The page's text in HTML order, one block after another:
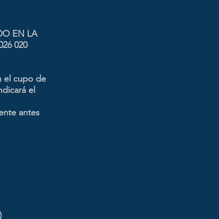
EN LA
020
el cupo de
el
antes